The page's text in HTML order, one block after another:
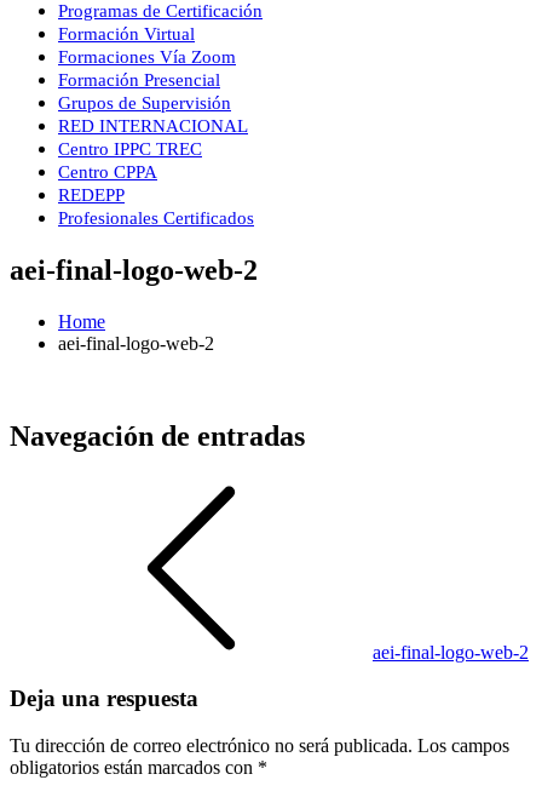
Programas de Certificación
Formación Virtual
Formaciones Vía Zoom
Formación Presencial
Grupos de Supervisión
RED INTERNACIONAL
Centro IPPC TREC
Centro CPPA
REDEPP
Profesionales Certificados
aei-final-logo-web-2
Home
aei-final-logo-web-2
Navegación de entradas
aei-final-logo-web-2
Deja una respuesta
Tu dirección de correo electrónico no será publicada. Los campos
obligatorios están marcados con *